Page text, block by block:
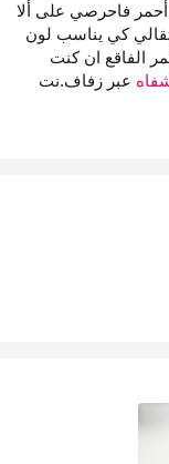
فاحرصي على ألا
كي يناسب لون
الفاقع ان كنت
عبر زفاف.نت